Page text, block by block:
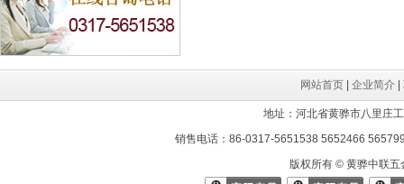
网站首页 |企业简介 |
地址：河北省黄骅市八里庄
销售电话：86-0317-5651538 5652466
版权所有 © 黄骅中联